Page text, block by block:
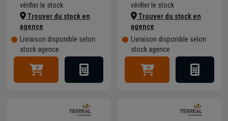
vérifier le stock
Trouver du stock en
agence
Livraison disponible selon
stock agence
vérifier le stock
Trouver du stock en
agence
Livraison disponible selon
stock agence